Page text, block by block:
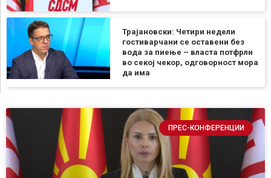
Трајановски: Четири недели
гостиварчани се оставени без
вода за пиење – власта потфрли
во секој чекор, одговорност мора
да има
ПРЕС-КОНФЕРЕНЦИИ